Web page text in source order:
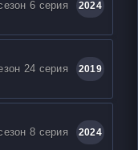
6 серия 2024
24 серия 2019
8 серия 2024